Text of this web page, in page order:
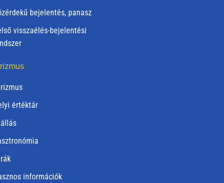
bejelentés, panasz
visszaélés-bejelentési
értéktár
információk